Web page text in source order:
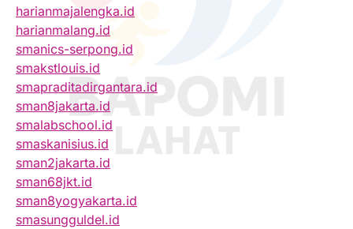
harianmajalengka.id
harianmalang.id
smanics-serpong.id
smakstlouis.id
smapraditadirgantara.id
sman8jakarta.id
smalabschool.id
smaskanisius.id
sman2jakarta.id
sman68jkt.id
sman8yogyakarta.id
smasungguldel.id